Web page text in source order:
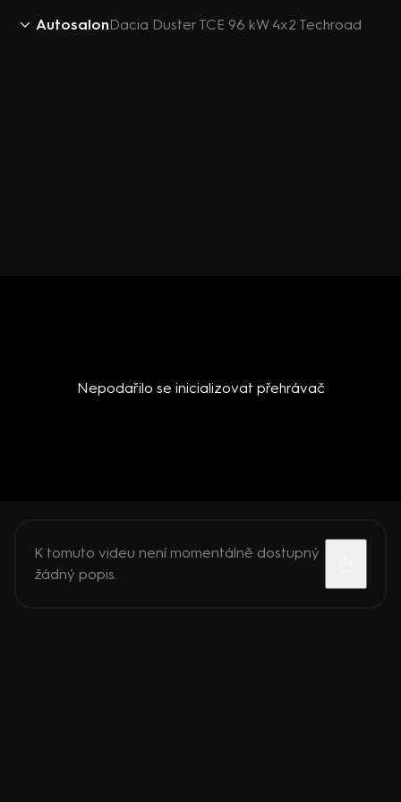
AutosalonDacia Duster TCE 96 kW 4x2 Techroad
Nepodařilo se inicializovat přehrávač
K tomuto videu není momentálně dostupný
žádný popis.